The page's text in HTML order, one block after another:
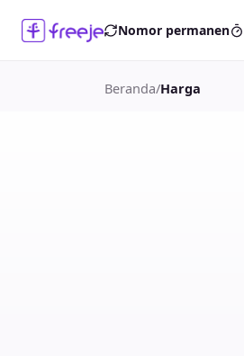
Nomor permanen
Beranda/Harga